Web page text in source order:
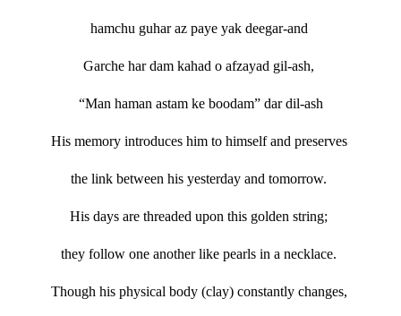
hamchu guhar az paye yak deegar-and
Garche har dam kahad o afzayad gil-ash,
“Man haman astam ke boodam” dar dil-ash
His memory introduces him to himself and preserves
the link between his yesterday and tomorrow.
His days are threaded upon this golden string;
they follow one another like pearls in a necklace.
Though his physical body (clay) constantly changes,